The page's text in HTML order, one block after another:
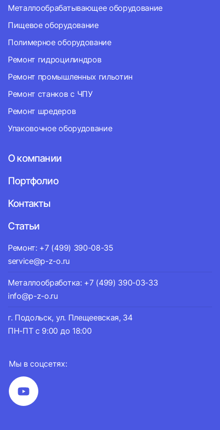
Мы в соцсетях:
Металлообрабатывающее оборудование
Пищевое оборудование
Полимерное оборудование
Ремонт гидроцилиндров
Ремонт промышленных гильотин
Ремонт станков с ЧПУ
Ремонт шредеров
Упаковочное оборудование
О компании
Портфолио
Контакты
Статьи
Ремонт: +7 (499) 390-08-35
service@p-z-o.ru
Металлообработка: +7 (499) 390-03-33
info@p-z-o.ru
г. Подольск, ул. Плещеевская, 34
ПН-ПТ с 9:00 до 18:00